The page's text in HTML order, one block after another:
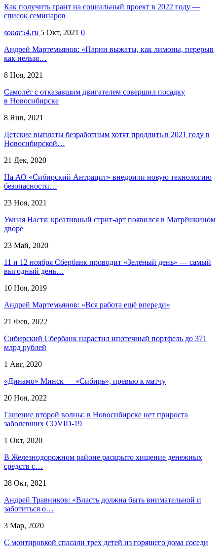
Как получить грант на социальный проект в 2022 году —
список семинаров
sonar54.ru 5 Окт, 2021 0
Андрей Мартемьянов: «Парни выжаты, как лимоны, перерыв
как нельзя…
8 Ноя, 2021
Самолёт с отказавшим двигателем совершил посадку
в Новосибирске
8 Янв, 2021
Детские выплаты безработным хотят продлить в 2021 году в
Новосибирской…
21 Дек, 2020
На АО «Сибирский Антрацит» внедрили новую технологию
безопасности…
23 Ноя, 2021
Умная Настя: креативный стрит-арт появился в Матрёшкином
дворе
23 Май, 2020
11 и 12 ноября Сбербанк проводит «Зелёный день» — самый
выгодный день…
10 Ноя, 2019
Андрей Мартемьянов: «Вся работа ещё впереди»
21 Фев, 2022
Сибирский Сбербанк нарастил ипотечный портфель до 371
млрд рублей
1 Авг, 2020
«Динамо» Минск — «Сибирь», превью к матчу
20 Ноя, 2022
Гашение второй волны: в Новосибирске нет прироста
заболевших COVID-19
1 Окт, 2020
В Железнодорожном районе раскрыто хищение денежных
средств с…
28 Окт, 2021
Андрей Травников: «Власть должна быть внимательной и
заботиться о…
3 Мар, 2020
С монтировкой спасали трех детей из горящего дома соседи